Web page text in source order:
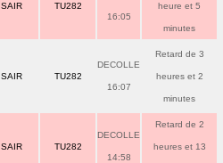
TU282
16:05
heure et 5
minutes
TU282
DECOLLE
16:07
Retard de 3
heures et 2
minutes
TU282
DECOLLE
14:58
Retard de 2
heures et 13